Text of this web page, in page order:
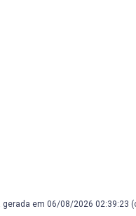
gerada em 06/08/2026 02:39:23